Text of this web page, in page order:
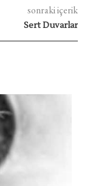
sonraki içerik
Sert Duvarlar